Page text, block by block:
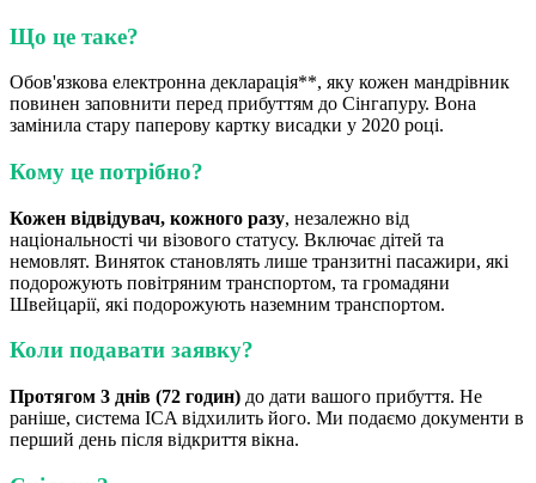
Що це таке?
Обов'язкова електронна декларація**, яку кожен мандрівник
повинен заповнити перед прибуттям до Сінгапуру. Вона
замінила стару паперову картку висадки у 2020 році.
Кому це потрібно?
Кожен відвідувач, кожного разу, незалежно від
національності чи візового статусу. Включає дітей та
немовлят. Виняток становлять лише транзитні пасажири, які
подорожують повітряним транспортом, та громадяни
Швейцарії, які подорожують наземним транспортом.
Коли подавати заявку?
Протягом 3 днів (72 годин) до дати вашого прибуття. Не
раніше, система ICA відхилить його. Ми подаємо документи в
перший день після відкриття вікна.